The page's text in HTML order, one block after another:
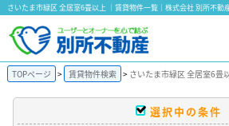
さいたま市緑区 全居室6畳以上 ｜賃貸物件一覧｜株式会社 別所不動
TOPページ 賃貸物件検索 さいたま市緑区 全居室6畳
選択中の条件